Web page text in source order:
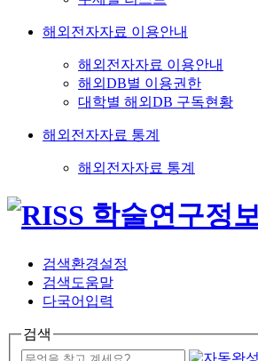
해외전자자료 이용안내
해외전자자료 이용안내
해외DB별 이용권한
대학별 해외DB 구독현황
해외전자자료 통계
해외전자자료 통계
검색환경설정
검색도움말
다국어입력
검색